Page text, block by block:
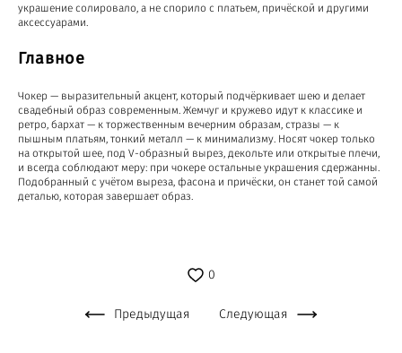
украшение солировало, а не спорило с платьем, причёской и другими
аксессуарами.
Главное
Чокер — выразительный акцент, который подчёркивает шею и делает
свадебный образ современным. Жемчуг и кружево идут к классике и
ретро, бархат — к торжественным вечерним образам, стразы — к
пышным платьям, тонкий металл — к минимализму. Носят чокер только
на открытой шее, под V-образный вырез, декольте или открытые плечи,
и всегда соблюдают меру: при чокере остальные украшения сдержанны.
Подобранный с учётом выреза, фасона и причёски, он станет той самой
деталью, которая завершает образ.
0
Предыдущая Следующая